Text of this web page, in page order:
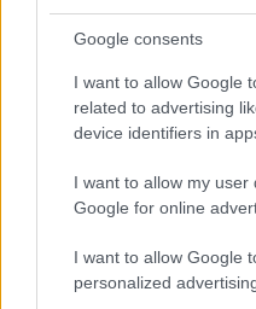
Google consents
I want to allow Google
related to advertising
device identifiers in
I want to allow my user
Google for online
I want to allow Google
personalized
Tömeges, 67 napos
Újabb komoly
Six Siegeközösségét,
és ezúttal tömeges, 67
játékosok fiókjain. A